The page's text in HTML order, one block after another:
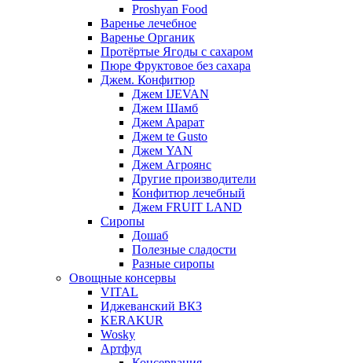
Proshyan Food
Варенье лечебное
Варенье Органик
Протёртые Ягоды с сахаром
Пюре Фруктовое без сахара
Джем. Конфитюр
Джем IJEVAN
Джем Шамб
Джем Арарат
Джем te Gusto
Джем YAN
Джем Агроянс
Другие производители
Конфитюр лечебный
Джем FRUIT LAND
Сиропы
Дошаб
Полезные сладости
Разные сиропы
Овощные консервы
VITAL
Иджеванский ВКЗ
KERAKUR
Wosky
Артфуд